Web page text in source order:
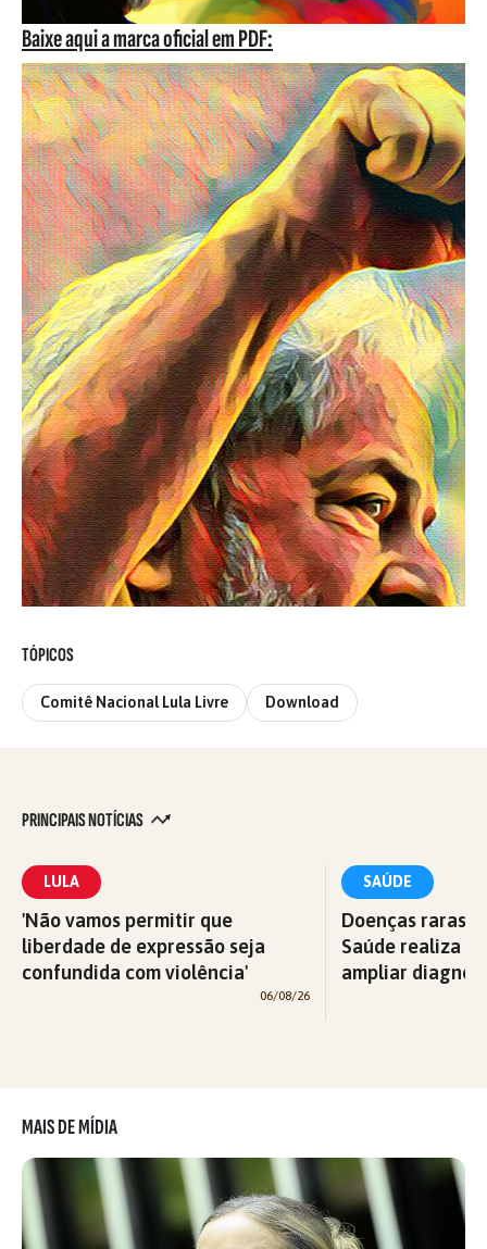
Baixe aqui a marca oficial em PDF:
TÓPICOS
Comitê Nacional Lula Livre Download
PRINCIPAIS NOTÍCIAS
LULA
'Não vamos permitir que
liberdade de expressão seja
confundida com violência'
06/08/26
SAÚDE
Doenças raras:
Saúde realiza
ampliar
MAIS DE MÍDIA